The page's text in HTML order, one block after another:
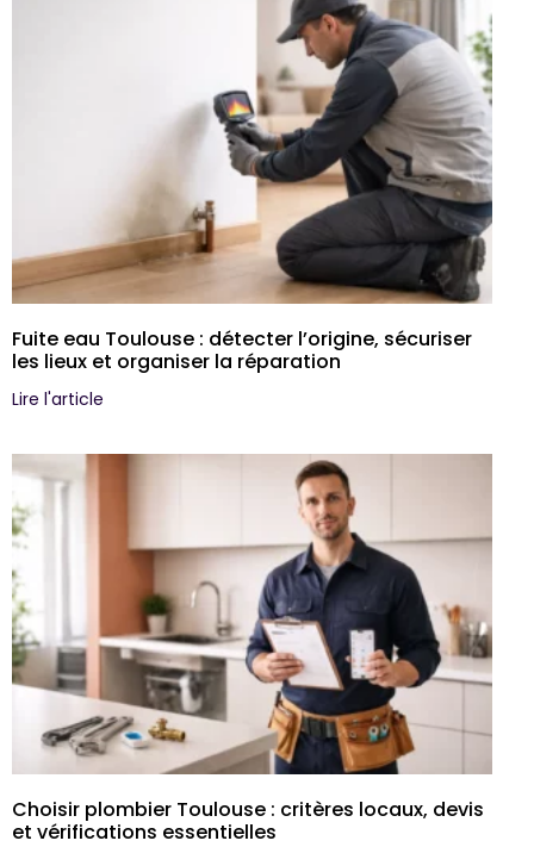
Fuite eau Toulouse : détecter l’origine, sécuriser
les lieux et organiser la réparation
Lire l'article
Choisir plombier Toulouse : critères locaux, devis
et vérifications essentielles